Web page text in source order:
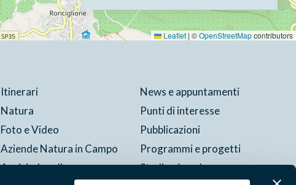
Leaflet | ©OpenStreetMapcontributors
Itinerari
News e appuntamenti
Natura
Punti di interesse
Foto e Video
Pubblicazioni
Aziende Natura in Campo
Programmi e progetti
Avvisi e bandi
Studi e ricerche